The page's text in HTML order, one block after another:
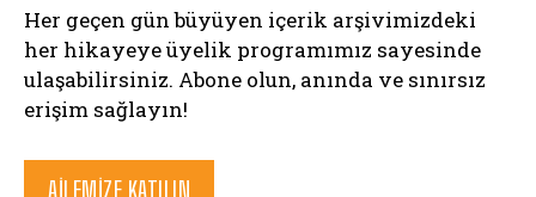
Her geçen gün büyüyen içerik arşivimizdeki
her hikayeye üyelik programımız sayesinde
ulaşabilirsiniz. Abone olun, anında ve sınırsız
erişim sağlayın!
AILEMIZE KATILIN